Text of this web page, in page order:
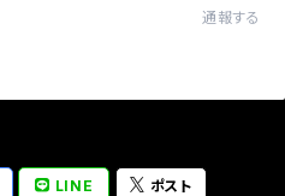
通報する
LINE ポスト